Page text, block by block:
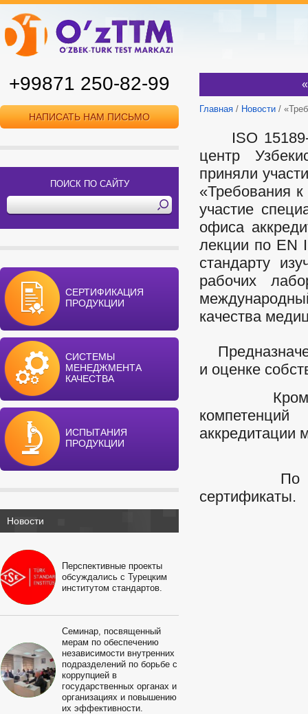
+99871 250-82-99
НАПИСАТЬ НАМ ПИСЬМО
ПОИСК ПО САЙТУ
СЕРТИФИКАЦИЯ
ПРОДУКЦИИ
СИСТЕМЫ
МЕНЕДЖМЕНТА
КАЧЕСТВА
ИСПЫТАНИЯ
ПРОДУКЦИИ
Новости
Перспективные проекты
обсуждались с Турецким
институтом стандартов.
Семинар, посвященный
мерам по обеспечению
независимости внутренних
подразделений по борьбе с
коррупцией в
государственных органах и
организациях и повышению
их эффективности.
Главная / Новости /
ISO 15189-
центр
приняли
«Требования
участие
офиса
лекции по EN
стандарту
рабочих
качества
и оценке
Кроме
аккредитации
По итогам
сертификаты.